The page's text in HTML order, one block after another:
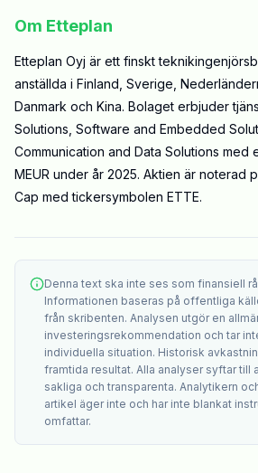
Om Etteplan
Etteplan Oyj är ett finskt
anställda i Finland, Sverige,
Danmark och Kina. Bolaget erbjuder
Solutions, Software and Embedded
Communication and Data Solutions med
MEUR under år 2025. Aktien är noterad
Cap med tickersymbolen ETTE.
Denna text ska inte ses som finansiell
Informationen baseras på offentliga
från skribenten. Analysen utgör en
investeringsrekommendation och tar
individuella situation. Historisk
framtida resultat. Alla analyser syftar till
sakliga och transparenta. Analytikern
artikel äger inte och har inte blankat
omfattar.